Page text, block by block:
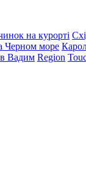
на курорті
Черном море
Вадим Region